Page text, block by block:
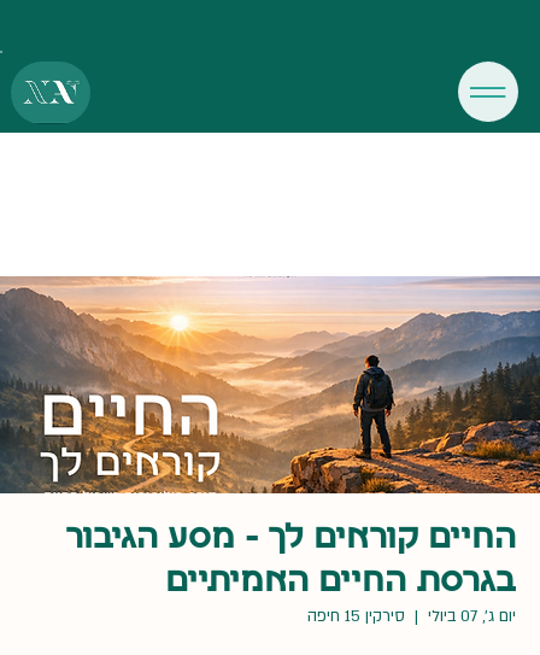
החיים קוראים לך - מסע הגיבור
בגרסת החיים האמיתיים
יום ג׳, 07 ביולי
  |
סירקין 15 חיפה